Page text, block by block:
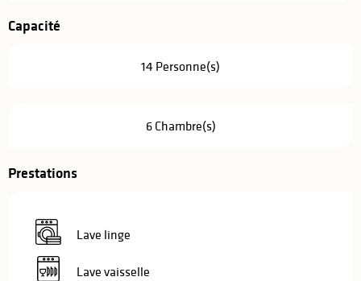
Capacité
14 Personne(s)
6 Chambre(s)
Prestations
Lave linge
Lave vaisselle